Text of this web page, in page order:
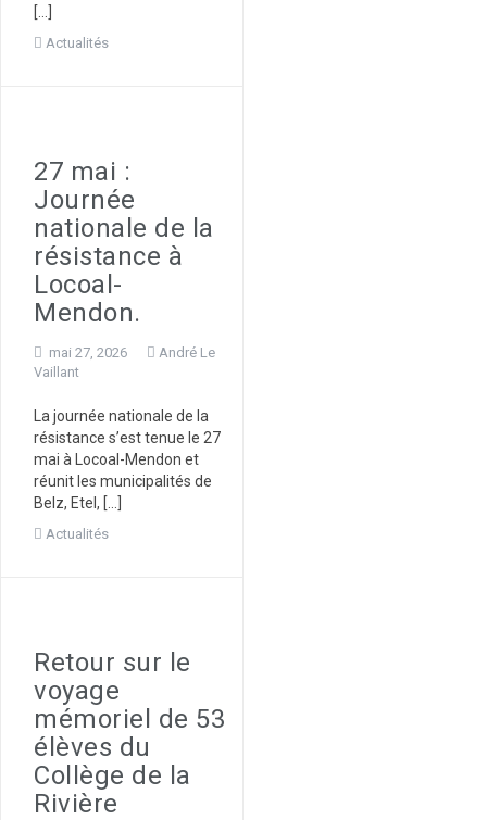
[…]
Actualités
27 mai :
Journée
nationale de la
résistance à
Locoal-
Mendon.
mai 27, 2026
André Le
Vaillant
La journée nationale de la
résistance s’est tenue le 27
mai à Locoal-Mendon et
réunit les municipalités de
Belz, Etel, […]
Actualités
Retour sur le
voyage
mémoriel de 53
élèves du
Collège de la
Rivière